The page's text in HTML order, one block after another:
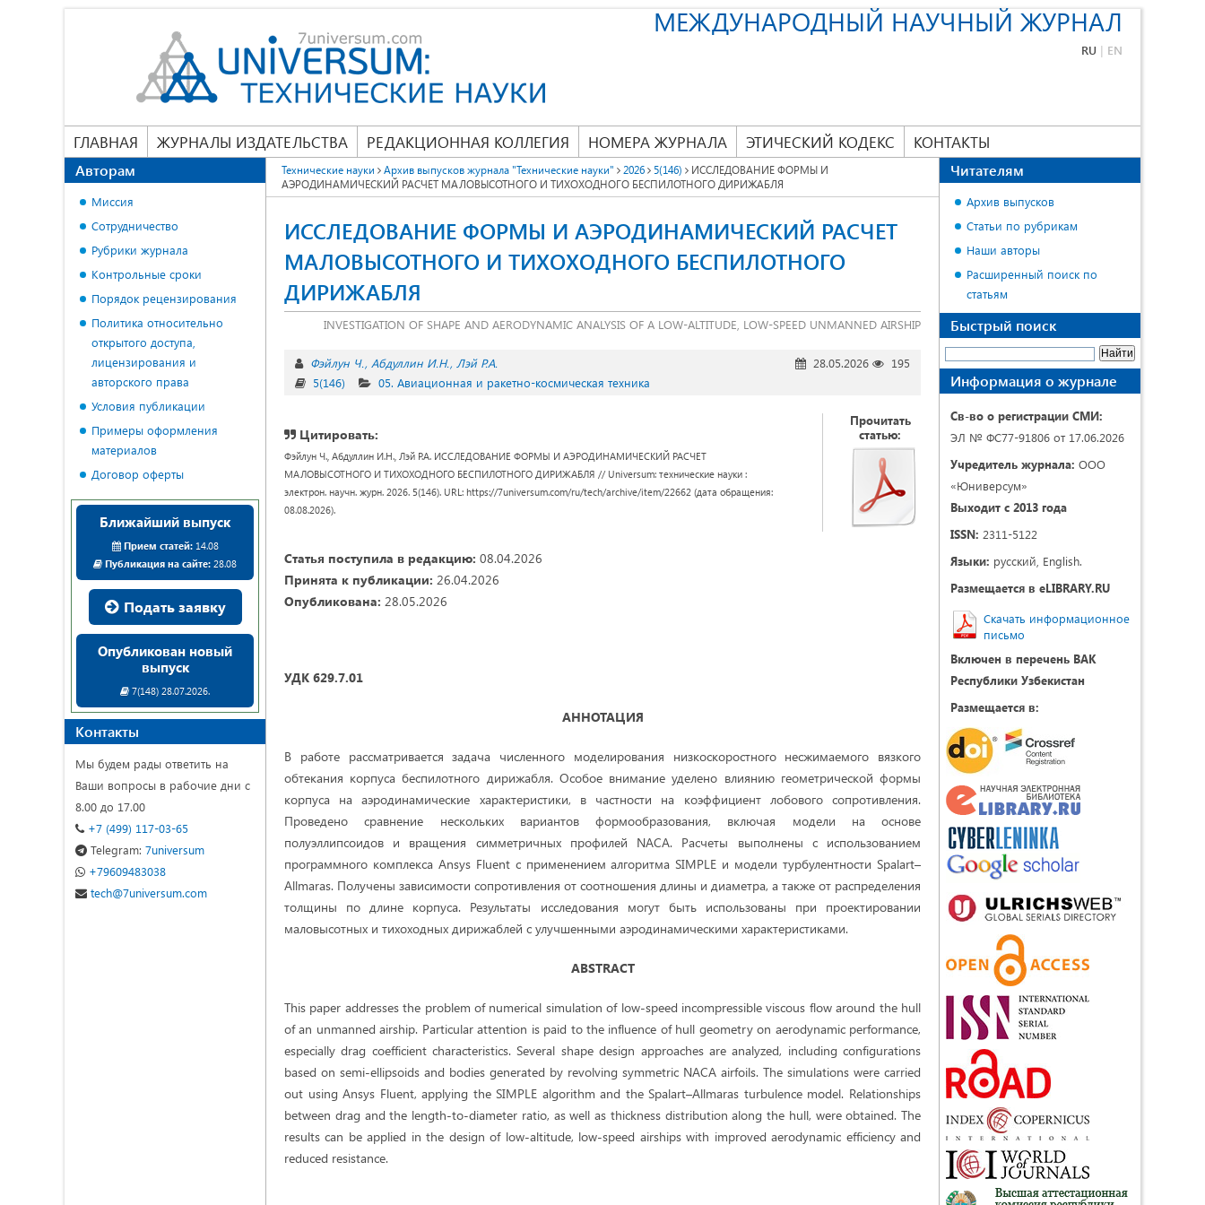
МЕЖДУНАРОДНЫЙ НАУЧНЫЙ ЖУРНАЛ
RU | EN
ГЛАВНАЯ ЖУРНАЛЫ ИЗДАТЕЛЬСТВА РЕДАКЦИОННАЯ КОЛЛЕГИЯ НОМЕРА ЖУРНАЛА ЭТИЧЕСКИЙ КОДЕКС КОНТАКТЫ
Технические науки Архив выпусков журнала "Технические науки" 2026 5(146)
ИССЛЕДОВАНИЕ ФОРМЫ И
АЭРОДИНАМИЧЕСКИЙ РАСЧЕТ МАЛОВЫСОТНОГО И ТИХОХОДНОГО БЕСПИЛОТНОГО ДИРИЖАБЛЯ
ИССЛЕДОВАНИЕ ФОРМЫ И АЭРОДИНАМИЧЕСКИЙ РАСЧЕТ
МАЛОВЫСОТНОГО И ТИХОХОДНОГО БЕСПИЛОТНОГО
ДИРИЖАБЛЯ
INVESTIGATION OF SHAPE AND AERODYNAMIC ANALYSIS OF A LOW-ALTITUDE, LOW-SPEED UNMANNED AIRSHIP
Фэйлун Ч. Абдуллин И.Н. Лэй Р.А. 28.05.2026
195
5(146)
05. Авиационная и ракетно-космическая техника
Цитировать:
Фэйлун Ч., Абдуллин И.Н., Лэй Р.А. ИССЛЕДОВАНИЕ ФОРМЫ И АЭРОДИНАМИЧЕСКИЙ РАСЧЕТ
МАЛОВЫСОТНОГО И ТИХОХОДНОГО БЕСПИЛОТНОГО ДИРИЖАБЛЯ // Universum: технические науки :
электрон. научн. журн. 2026. 5(146). URL: https://7universum.com/ru/tech/archive/item/22662 (дата обращения:
08.08.2026).
Прочитать
статью:
Статья поступила в редакцию: 08.04.2026
Принята к публикации: 26.04.2026
Опубликована: 28.05.2026
УДК 629.7.01
АННОТАЦИЯ
В работе рассматривается задача численного моделирования низкоскоростного несжимаемого вязкого
обтекания корпуса беспилотного дирижабля. Особое внимание уделено влиянию геометрической формы
корпуса на аэродинамические характеристики, в частности на коэффициент лобового сопротивления.
Проведено сравнение нескольких вариантов формообразования, включая модели на основе
полуэллипсоидов и вращения симметричных профилей NACA. Расчеты выполнены с использованием
программного комплекса Ansys Fluent с применением алгоритма SIMPLE и модели турбулентности Spalart–
Allmaras. Получены зависимости сопротивления от соотношения длины и диаметра, а также от распределения
толщины по длине корпуса. Результаты исследования могут быть использованы при проектировании
маловысотных и тихоходных дирижаблей с улучшенными аэродинамическими характеристиками.
ABSTRACT
This paper addresses the problem of numerical simulation of low-speed incompressible viscous flow around the hull
of an unmanned airship. Particular attention is paid to the influence of hull geometry on aerodynamic performance,
especially drag coefficient characteristics. Several shape design approaches are analyzed, including configurations
based on semi-ellipsoids and bodies generated by revolving symmetric NACA airfoils. The simulations were carried
out using Ansys Fluent, applying the SIMPLE algorithm and the Spalart–Allmaras turbulence model. Relationships
between drag and the length-to-diameter ratio, as well as thickness distribution along the hull, were obtained. The
results can be applied in the design of low-altitude, low-speed airships with improved aerodynamic efficiency and
reduced resistance.
Авторам
Миссия
Сотрудничество
Рубрики журнала
Контрольные сроки
Порядок рецензирования
Политика относительно
открытого доступа,
лицензирования и
авторского права
Условия публикации
Примеры оформления
материалов
Договор оферты
Ближайший выпуск
Прием статей:14.08
Публикация на сайте: 28.08
Подать заявку
Опубликован новый
выпуск
7(148) 28.07.2026.
Контакты
Мы будем рады ответить на
Ваши вопросы в рабочие дни с
8.00 до 17.00
+7 (499) 117-03-65
Telegram: 7universum
+79609483038
tech@7universum.com
Читателям
Архив выпусков
Статьи по рубрикам
Наши авторы
Расширенный поиск по
статьям
Быстрый поиск
Информация о журнале
Св-во о регистрации СМИ:
ЭЛ № ФС77-91806 от 17.06.2026
Учредитель журнала: ООО
«Юниверсум»
Выходит с 2013 года
ISSN: 2311-5122
Языки: русский, English.
Размещается в eLIBRARY.RU
Скачать информационное
письмо
Включен в перечень ВАК
Республики Узбекистан
Размещается в: